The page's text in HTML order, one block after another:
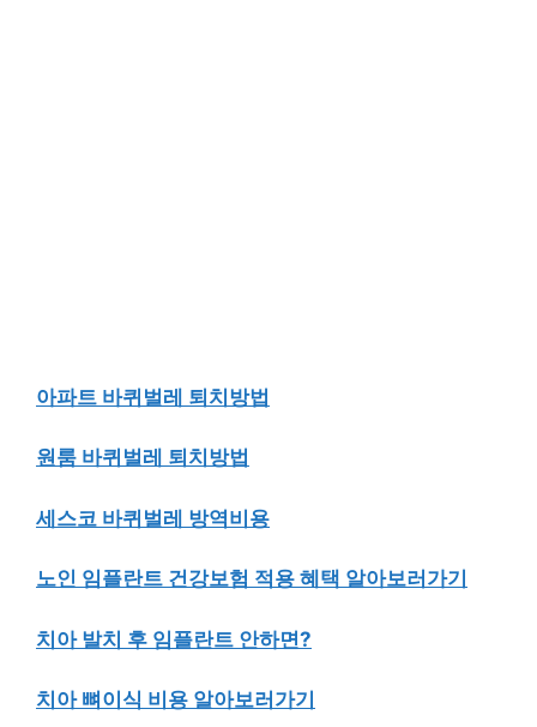
아파트 바퀴벌레 퇴치방법
원룸 바퀴벌레 퇴치방법
세스코 바퀴벌레 방역비용
노인 임플란트 건강보험 적용 혜택 알아보러가기
치아 발치 후 임플란트 안하면?
치아 뼈이식 비용 알아보러가기